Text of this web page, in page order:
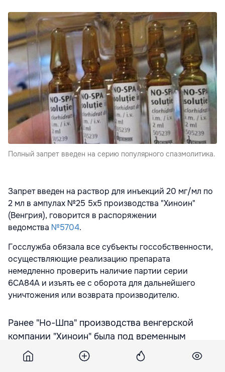
Полный запрет введен на серию популярного спазмолитика.
Запрет введен на раствор для инъекций 20 мг/мл по
2 мл в ампулах №25 5х5 производства "Хиноин"
(Венгрия), говорится в распоряжении
ведомства №5704.
Госслужба обязала все субъекты госсобственности,
осуществляющие реализацию препарата
немедленно проверить наличие партии серии
6СА84А и изъять ее с оборота для дальнейшего
уничтожения или возврата производителю.
Ранее "Но-Шпа" производства венгерской
компании "Хиноин" была под временным
запретом.
Такие меры были предприняты после трагического